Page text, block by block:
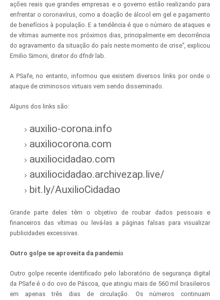
ações reais que grandes empresas e o governo estão realizando para
enfrentar o coronavírus, como a doação de álcool em gel e pagamento
de benefícios à população. E a tendência é que o número de ataques e
de vítimas aumente nos próximos dias, principalmente em decorrência
do agravamento da situação do país neste momento de crise”, explicou
Emilio Simoni, diretor do dfndr lab.
A PSafe, no entanto, informou que existem diversos links por onde o
ataque de criminosos virtuais vem sendo disseminado.
Alguns dos links são:
auxilio-corona.info
auxiliocorona.com
auxiliocidadao.com
auxiliocidadao.archivezap.live/
bit.ly/AuxilioCidadao
Grande parte deles têm o objetivo de roubar dados pessoais e
financeiros das vítimas ou levá-las a páginas falsas para visualizar
publicidades excessivas.
Outro golpe se aproveita da pandemia
Outro golpe recente identificado pelo laboratório de segurança digital
da PSafe é o do ovo de Páscoa, que atingiu mais de 560 mil brasileiros
em apenas três dias de circulação. Os números continuam